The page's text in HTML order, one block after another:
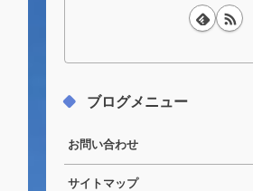
ブログメニュー
お問い合わせ
サイトマップ